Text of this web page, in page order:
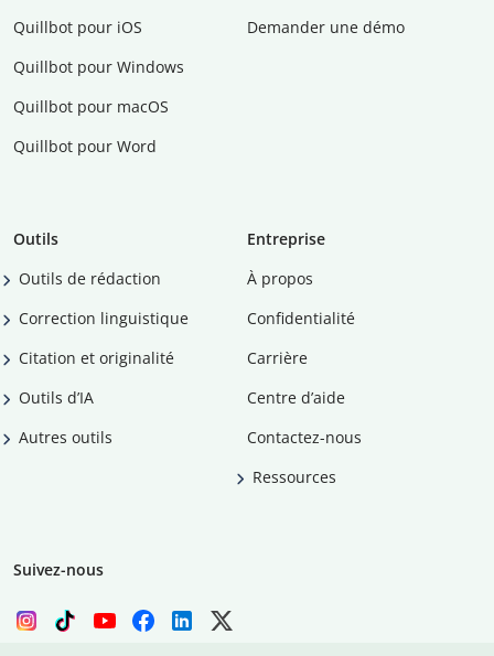
Quillbot pour iOS
Quillbot pour Windows
Quillbot pour macOS
Quillbot pour Word
Demander une démo
Outils
Outils de rédaction
Correction linguistique
Citation et originalité
Outils d’IA
Autres outils
Entreprise
À propos
Confidentialité
Carrière
Centre d’aide
Contactez-nous
Ressources
Suivez-nous